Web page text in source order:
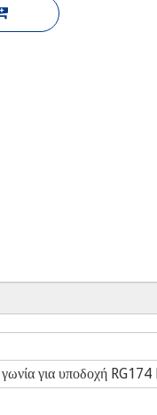
γωνία για υποδοχή RG174